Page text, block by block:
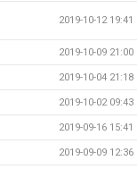
2019-10-12 19:41
2019-10-09 21:00
2019-10-04 21:18
2019-10-02 09:43
2019-09-16 15:41
2019-09-09 12:36